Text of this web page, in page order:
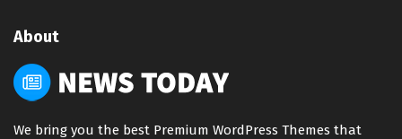
About
We bring you the best Premium WordPress Themes that